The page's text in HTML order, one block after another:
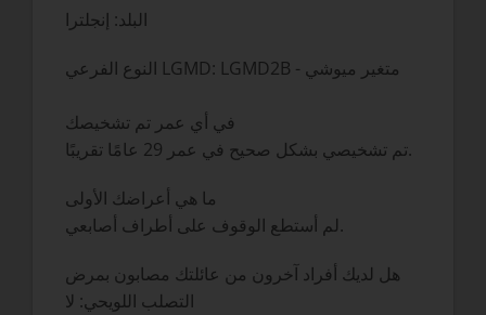
البلد: إنجلترا
النوع الفرعي LGMD: LGMD2B - متغير ميوشي
في أي عمر تم تشخيصك
تم تشخيصي بشكل صحيح في عمر 29 عامًا تقريبًا.
ما هي أعراضك الأولى
لم أستطع الوقوف على أطراف أصابعي.
هل لديك أفراد آخرون من عائلتك مصابون بمرض
التصلب اللويحي: لا